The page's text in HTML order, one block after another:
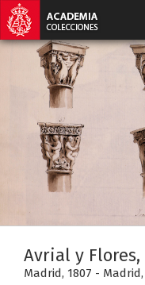
Avrial y Flores,
Madrid, 1807 - Madrid,